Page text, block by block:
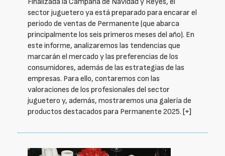
sector juguetero ya está preparado para encarar el
periodo de ventas de Permanente (que abarca
principalmente los seis primeros meses del año). En
este informe, analizaremos las tendencias que
marcarán el mercado y las preferencias de los
consumidores, además de las estrategias de las
empresas. Para ello, contaremos con las
valoraciones de los profesionales del sector
juguetero y, además, mostraremos una galería de
productos destacados para Permanente 2025. [+]